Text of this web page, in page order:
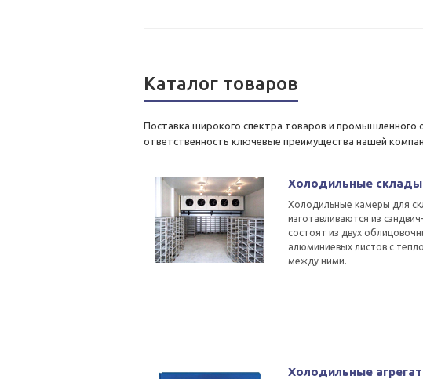
Каталог товаров
Поставка широкого спектра товаров и промышленного
ответственность ключевые преимущества нашей
Холодильные склады
Холодильные камеры для
изготавливаются из
состоят из двух
алюминиевых листов с
между ними.
Холодильные